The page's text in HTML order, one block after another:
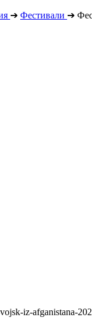
➔ Фестивали ➔
iz-afganistana-